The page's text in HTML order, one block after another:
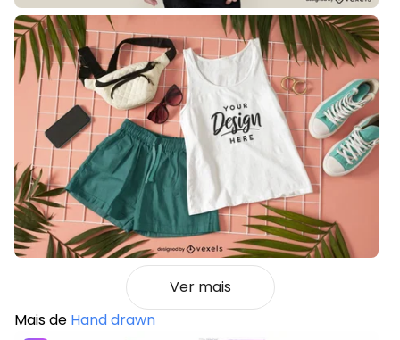
Ver mais
Mais de Hand drawn